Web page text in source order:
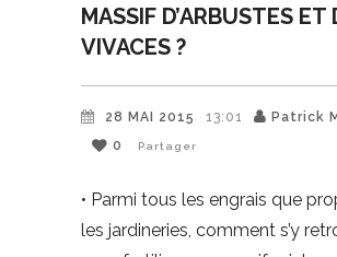
MASSIF D’ARBUSTES ET
VIVACES ?
28 MAI 2015 13:01
Patrick
0
Partager
• Parmi tous les engrais que
les jardineries, comment s’y